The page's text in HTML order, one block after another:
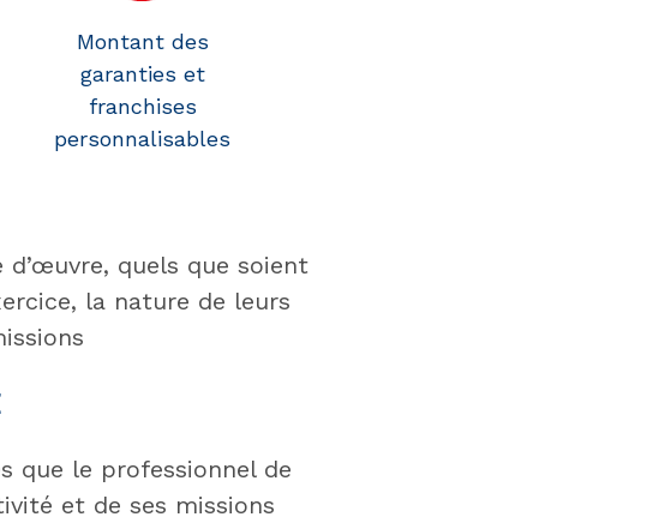
Montant des
garanties et
franchises
personnalisables
quels que soient
la nature de leurs
que le professionnel de
et de ses missions